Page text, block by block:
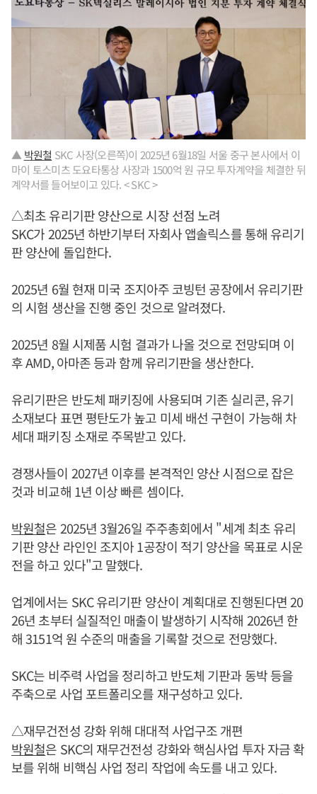
▲ 박원철 SKC 사장(오른쪽)이 2025년 6월18일 서울 중구 본사에서 이
마이 토스미츠 도요타통상 사장과 1500억 원 규모 투자계약을 체결한 뒤
계약서를 들어보이고 있다. < SKC >
△최초 유리기판 양산으로 시장 선점 노려
SKC가 2025년 하반기부터 자회사 앱솔릭스를 통해 유리기
판 양산에 돌입한다.
2025년 6월 현재 미국 조지아주 코빙턴 공장에서 유리기판
의 시험 생산을 진행 중인 것으로 알려졌다.
2025년 8월 시제품 시험 결과가 나올 것으로 전망되며 이
후 AMD, 아마존 등과 함께 유리기판을 생산한다.
유리기판은 반도체 패키징에 사용되며 기존 실리콘, 유기
소재보다 표면 평탄도가 높고 미세 배선 구현이 가능해 차
세대 패키징 소재로 주목받고 있다.
경쟁사들이 2027년 이후를 본격적인 양산 시점으로 잡은
것과 비교해 1년 이상 빠른 셈이다.
박원철은 2025년 3월26일 주주총회에서 "세계 최초 유리
기판 양산 라인인 조지아 1공장이 적기 양산을 목표로 시운
전을 하고 있다"고 말했다.
업계에서는 SKC 유리기판 양산이 계획대로 진행된다면 20
26년 초부터 실질적인 매출이 발생하기 시작해 2026년 한
해 3151억 원 수준의 매출을 기록할 것으로 전망했다.
SKC는 비주력 사업을 정리하고 반도체 기판과 동박 등을
주축으로 사업 포트폴리오를 재구성하고 있다.
△재무건전성 강화 위해 대대적 사업구조 개편
박원철은 SKC의 재무건전성 강화와 핵심사업 투자 자금 확
보를 위해 비핵심 사업 정리 작업에 속도를 내고 있다.